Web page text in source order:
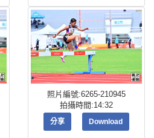
照片編號:6265-210945
拍攝時間:14:32
分享 Download